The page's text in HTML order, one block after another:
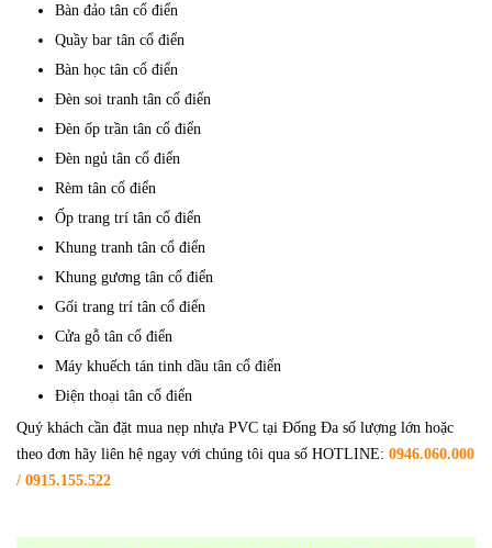
Bàn đảo tân cổ điển
Quầy bar tân cổ điển
Bàn học tân cổ điển
Đèn soi tranh tân cổ điển
Đèn ốp trần tân cổ điển
Đèn ngủ tân cổ điển
Rèm tân cổ điển
Ốp trang trí tân cổ điển
Khung tranh tân cổ điển
Khung gương tân cổ điển
Gối trang trí tân cổ điển
Cửa gỗ tân cổ điển
Máy khuếch tán tinh dầu tân cổ điển
Điện thoại tân cổ điển
Quý khách cần đặt mua nẹp nhựa PVC tại Đống Đa số lượng lớn hoặc
theo đơn hãy liên hệ ngay với chúng tôi qua số HOTLINE: 0946.060.000
/ 0915.155.522